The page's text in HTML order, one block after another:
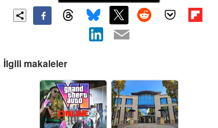
İlgili makaleler